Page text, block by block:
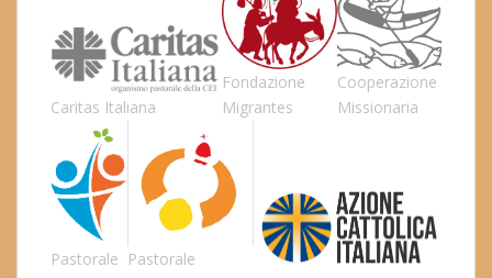
Caritas Italiana
Fondazione
Migrantes
Cooperazione
Missionaria
Pastorale Pastorale